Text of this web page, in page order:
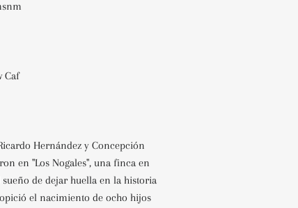
Caf
Hernández y Concepción
en "Los Nogales", una finca en
de dejar huella en la historia
el nacimiento de ocho hijos